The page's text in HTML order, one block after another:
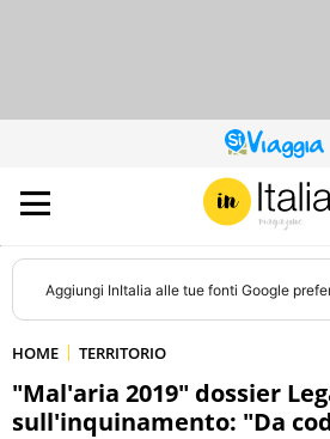
QUESTO
SITO
DI
Aggiungi InItalia alle tue fonti Google
HOME TERRITORIO
"Mal'aria 2019" dossier
sull'inquinamento: "Da